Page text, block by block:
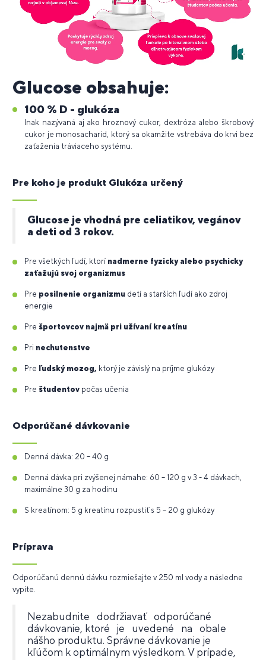
Glucose obsahuje:
100 % D - glukóza
Inak nazývaná aj ako hroznový cukor, dextróza alebo škrobový
cukor je monosacharid, ktorý sa okamžite vstrebáva do krvi bez
zaťaženia tráviaceho systému.
Pre koho je produkt Glukóza určený
Glucose je vhodná pre celiatikov, vegánov
a deti od 3 rokov.
Pre všetkých ľudí, ktorí nadmerne fyzicky alebo psychicky
zaťažujú svoj organizmus
Pre posilnenie organizmu detí a starších ľudí ako zdroj
energie
Pre športovcov najmä pri užívaní kreatínu
Pri nechutenstve
Pre ľudský mozog, ktorý je závislý na príjme glukózy
Pre študentov počas učenia
Odporúčané dávkovanie
Denná dávka: 20 – 40 g
Denná dávka pri zvýšenej námahe: 60 – 120 g v 3 - 4 dávkach,
maximálne 30 g za hodinu
S kreatínom: 5 g kreatínu rozpustiť s 5 – 20 g glukózy
Príprava
Odporúčanú dennú dávku rozmiešajte v 250 ml vody a následne
vypite.
Nezabudnite dodržiavať odporúčané
dávkovanie, ktoré je uvedené na obale
nášho produktu. Správne dávkovanie je
kľúčom k optimálnym výsledkom. V prípade,